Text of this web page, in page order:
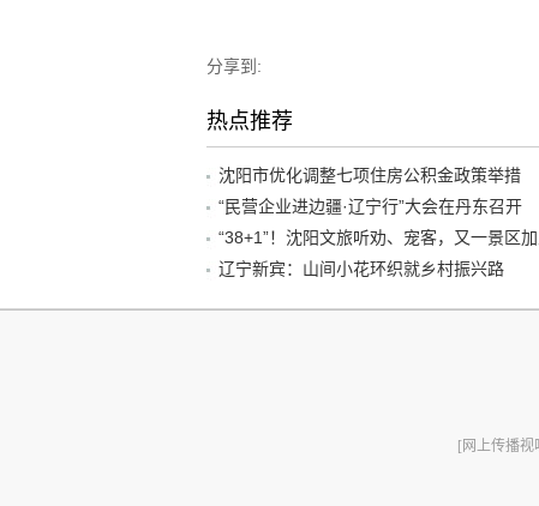
分享到:
热点推荐
沈阳市优化调整七项住房公积金政策举措
“民营企业进边疆·辽宁行”大会在丹东召开
辽宁新宾：山间小花环织就乡村振兴路
[网上传播视